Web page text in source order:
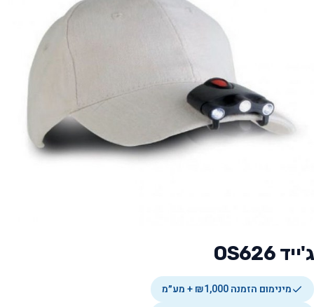
ג'ייד OS626
מינימום הזמנה ₪1,000 + מע״מ